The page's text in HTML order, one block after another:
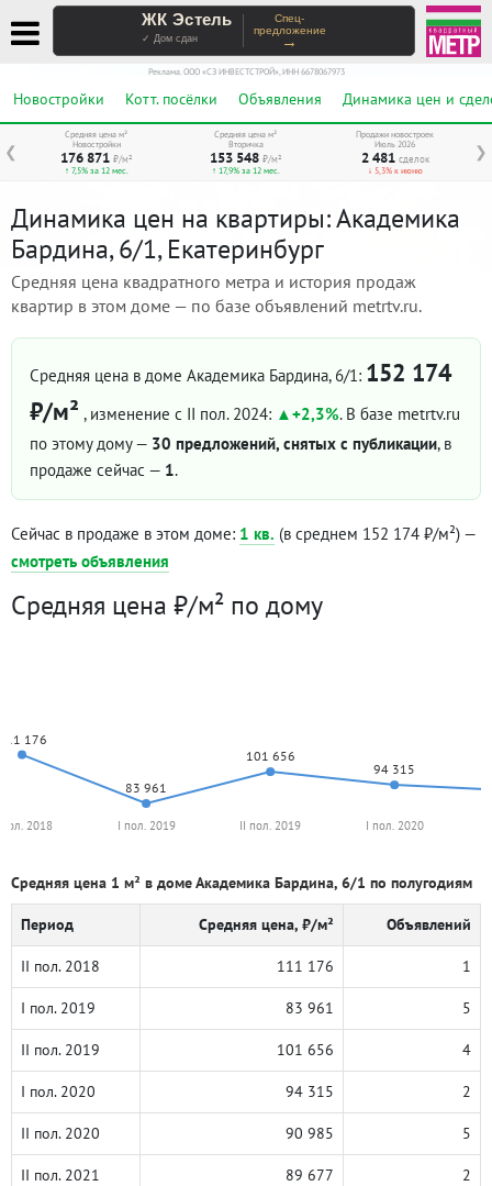
ЖК Эстель
✓ Дом сдан
Спец-
предложение
→
Реклама. ООО «СЗ ИНВЕСТСТРОЙ», ИНН 6678067973
Новостройки Котт. посёлки Объявления Динамика цен и
❮ ❯
Средняя цена м²
Новостройки
176 871 ₽/м²
↑ 7,5% за 12 мес.
Средняя цена м²
Вторичка
153 548 ₽/м²
↑ 17,9% за 12 мес.
Продажи новостроек
Июль 2026
2 481 сделок
↓ 5,3% к июню
Динамика цен на квартиры: Академика
Бардина, 6/1, Екатеринбург
Средняя цена квадратного метра и история продаж
квартир в этом доме — по базе объявлений metrtv.ru.
Средняя цена в доме Академика Бардина, 6/1: 152 174
₽/м² , изменение с II пол. 2024: +2,3%. В базе metrtv.ru
по этому дому — 30 предложений, снятых с публикации, в
продаже сейчас — 1.
Сейчас в продаже в этом доме: 1 кв. (в среднем 152 174 ₽/м²) —
смотреть объявления
Средняя цена ₽/м² по дому
176
83 961
101 656
94 315
2018 I пол. 2019 II пол. 2019 I пол. 2020
Средняя цена 1 м² в доме Академика Бардина, 6/1 по полугодиям
Период Средняя цена, ₽/м² Объявлений
II пол. 2018 111 176 1
I пол. 2019 83 961 5
II пол. 2019 101 656 4
I пол. 2020 94 315 2
II пол. 2020 90 985 5
II пол. 2021 89 677 2